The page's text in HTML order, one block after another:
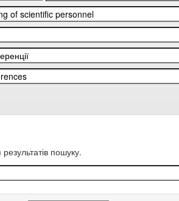
пошуку.